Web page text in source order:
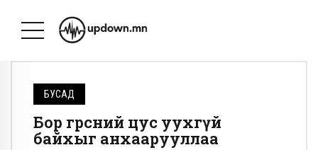
БУСАД
Бор гөрөөсний цус уухгүй
байхыг анхаарууллаа